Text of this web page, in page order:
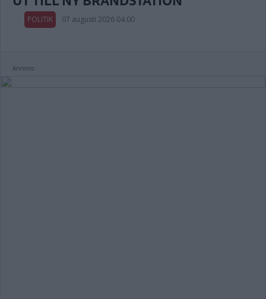
POLITIK 07 augusti 2026 04.00
Annons: